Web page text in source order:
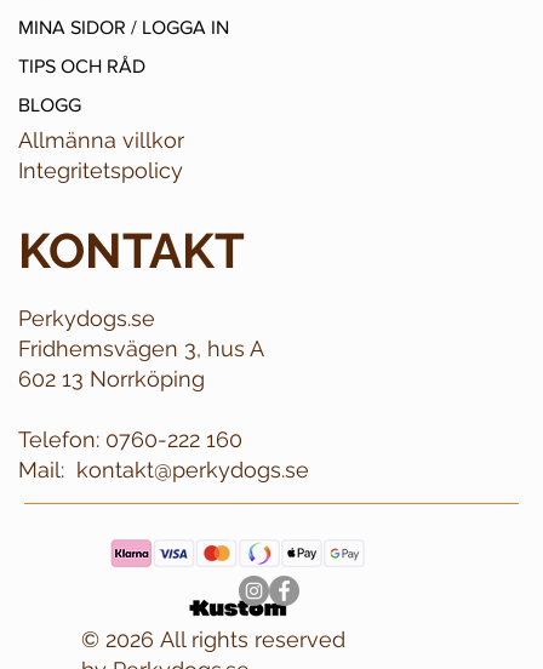
MINA SIDOR / LOGGA IN
TIPS OCH RÅD
BLOGG
Allmänna villkor
Integritetspolicy
KONTAKT
Perkydogs.se
Fridhemsvägen 3, hus A
602 13 Norrköping
Telefon: 0760-222 160
kontakt@perkydogs.se
Mail:
© 2026 All rights reserved